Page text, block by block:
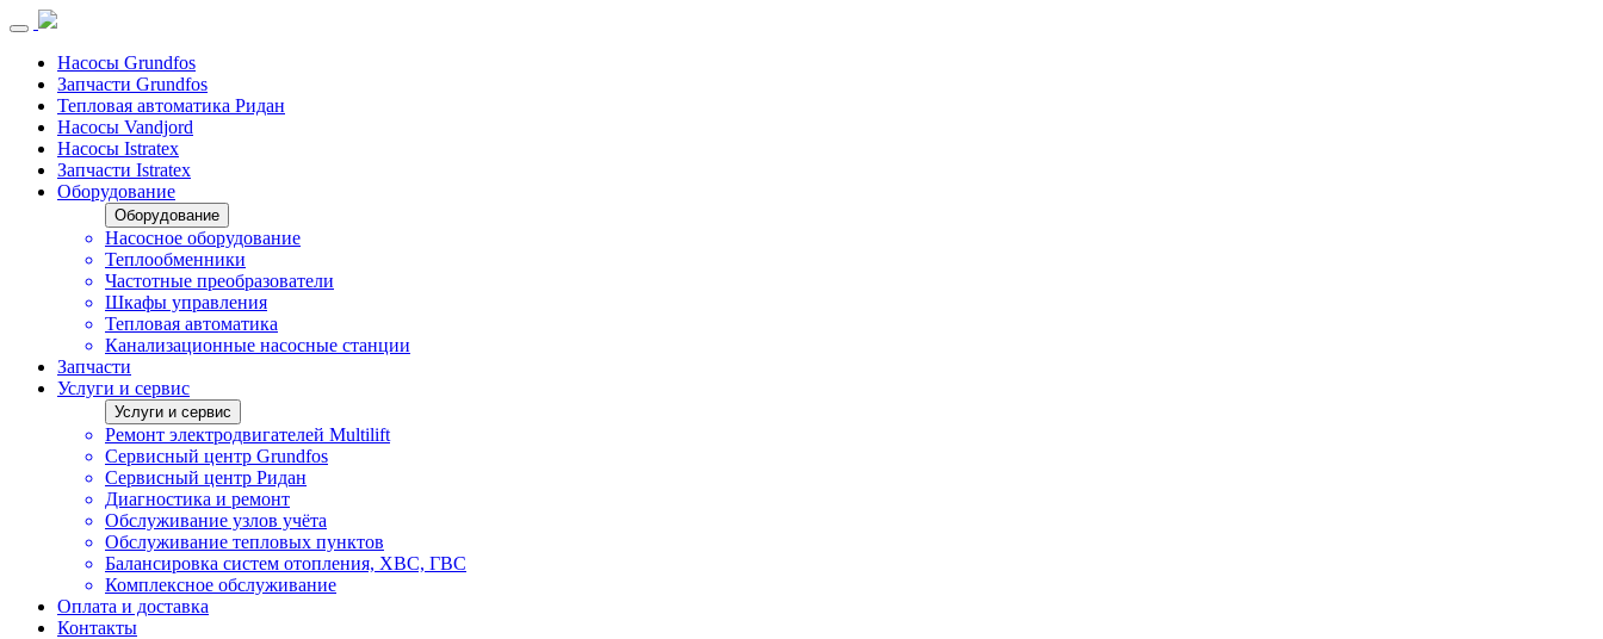
Насосы Grundfos
Запчасти Grundfos
Тепловая автоматика Ридан
Насосы Vandjord
Насосы Istratex
Запчасти Istratex
Оборудование
Оборудование
Насосное оборудование
Теплообменники
Частотные преобразователи
Шкафы управления
Тепловая автоматика
Канализационные насосные станции
Запчасти
Услуги и сервис
Услуги и сервис
Ремонт электродвигателей Multilift
Сервисный центр Grundfos
Сервисный центр Ридан
Диагностика и ремонт
Обслуживание узлов учёта
Обслуживание тепловых пунктов
Балансировка систем отопления, ХВС, ГВС
Комплексное обслуживание
Оплата и доставка
Контакты